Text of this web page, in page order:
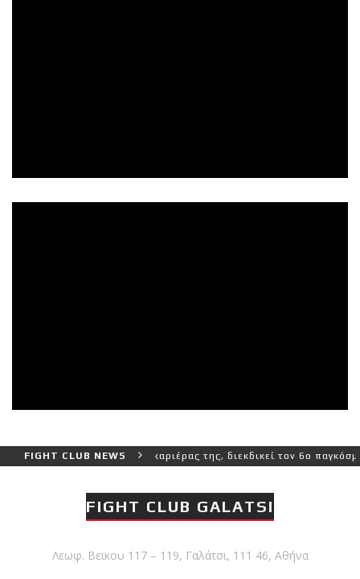
FIGHT CLUB NEWS
δύσκολο αγώνα της καριέρας της, διεκδικεί τον 6ο
FIGHT CLUB GALATSI
Λεωφ. Βεϊκου 117 – 119, Γαλάτσι, 111 46, Αθήνα